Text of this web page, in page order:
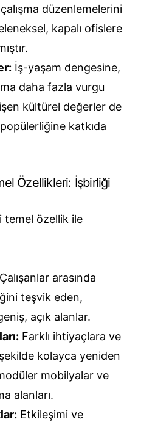
çalışma düzenlemelerini
kapalı ofislere
İş-yaşam dengesine,
daha fazla vurgu
kültürel değerler de
katkıda
Özellikleri: İşbirliği
temel özellik ile
Çalışanlar arasında
teşvik eden,
açık alanlar.
Farklı ihtiyaçlara ve
kolayca yeniden
mobilyalar ve
alanları.
Etkileşimi ve